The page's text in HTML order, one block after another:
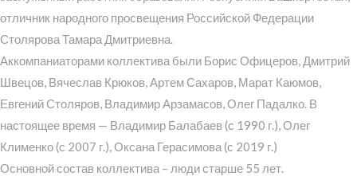
отличник народного просвещения Российской Федерации
Столярова Тамара Дмитриевна.
Аккомпаниаторами коллектива были Борис Офицеров, Дмитрий
Швецов, Вячеслав Крюков, Артем Сахаров, Марат Каюмов,
Евгений Столяров, Владимир Арзамасов, Олег Падалко. В
настоящее время — Владимир Балабаев (с 1990 г.), Олег
Клименко (с 2007 г.), Оксана Герасимова (с 2019 г.)
Основной состав коллектива – люди старше 55 лет.